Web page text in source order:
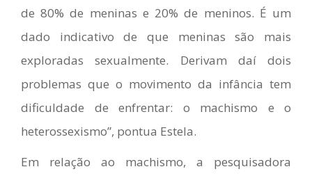
de 80% de meninas e 20% de meninos. É um
dado indicativo de que meninas são mais
exploradas sexualmente. Derivam daí dois
problemas que o movimento da infância tem
dificuldade de enfrentar: o machismo e o
heterossexismo”, pontua Estela.
Em relação ao machismo, a pesquisadora